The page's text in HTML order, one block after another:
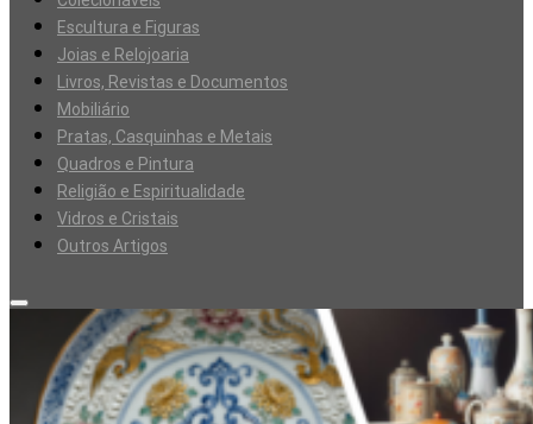
Escultura e Figuras
Joias e Relojoaria
Livros, Revistas e Documentos
Mobiliário
Pratas, Casquinhas e Metais
Quadros e Pintura
Religião e Espiritualidade
Vidros e Cristais
Outros Artigos